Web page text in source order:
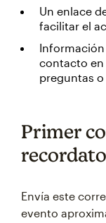
Un enlace
facilitar el
contacto en
preguntas
Primer
Envía este
evento